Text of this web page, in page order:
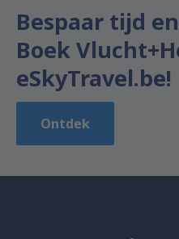
Bespaar tijd
Boek
eSkyTravel.be!
Ontdek